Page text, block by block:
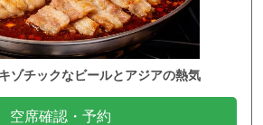
ゾチックなビールとアジアの熱気
空席確認・予約